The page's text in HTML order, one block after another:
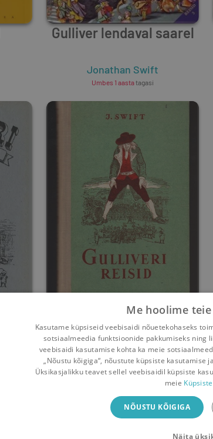
Gulliver lendaval saarel
Jonathan Swift
Umbes 1 aastatagasi
Gulliveri reisid
Jonathan Swift
Umbes 7 aastat tagasi
Me hoolime
Kasutame küpsiseid veebisaidi nõuetekohaseks
sotsiaalmeedia funktsioonide pakkumiseks ning
veebisaidi kasutamise kohta ka meie
„Nõustu kõigiga“, nõustute küpsiste
Üksikasjalikku teavet sellel veebisaidil küpsiste
meie
NÕUSTU KÕIGIGA
Näita